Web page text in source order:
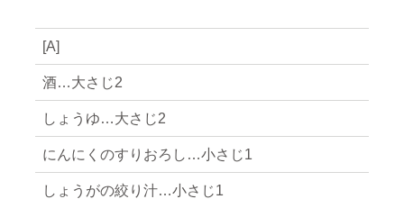
[A]
酒…大さじ2
しょうゆ…大さじ2
にんにくのすりおろし…小さじ1
しょうがの絞り汁…小さじ1